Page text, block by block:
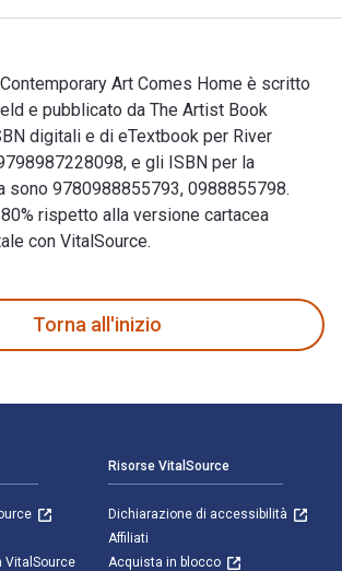
Art Comes Home è scritto
e pubblicato da The Artist Book
digitali e di eTextbook per River
e gli ISBN per la
sono 9780988855793, 0988855798.
rispetto alla versione cartacea
con VitalSource.
Torna all'inizio
VitalSource
Risorse VitalSource
Dichiarazione di accessibilità
Affiliati
Acquista in blocco